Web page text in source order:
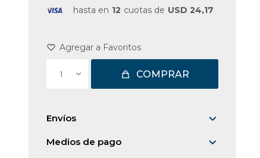
hasta en 12 cuotas de USD 24,17
1 COMPRAR
Envíos
Medios de pago